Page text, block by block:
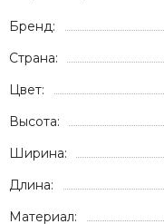
Бренд:
Страна:
Цвет:
Высота:
Ширина:
Длина:
Материал: